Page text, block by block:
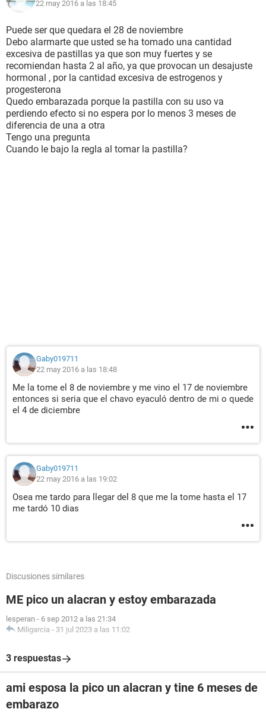
22 may 2016 a las 18:45
Puede ser que quedara el 28 de noviembre
Debo alarmarte que usted se ha tomado una cantidad
excesiva de pastillas ya que son muy fuertes y se
recomiendan hasta 2 al año, ya que provocan un desajuste
hormonal , por la cantidad excesiva de estrogenos y
progesterona
Quedo embarazada porque la pastilla con su uso va
perdiendo efecto si no espera por lo menos 3 meses de
diferencia de una a otra
Tengo una pregunta
Cuando le bajo la regla al tomar la pastilla?
Gaby019711
22 may 2016 a las 18:48
Me la tome el 8 de noviembre y me vino el 17 de noviembre
entonces si seria que el chavo eyaculó dentro de mi o quede
el 4 de diciembre
Gaby019711
22 may 2016 a las 19:02
Osea me tardo para llegar del 8 que me la tome hasta el 17
me tardó 10 dias
Discusiones similares
ME pico un alacran y estoy embarazada
lesperan - 6 sep 2012 a las 21:34
Miligarcia - 31 jul 2023 a las 11:02
3 respuestas
ami esposa la pico un alacran y tine 6 meses de
embarazo